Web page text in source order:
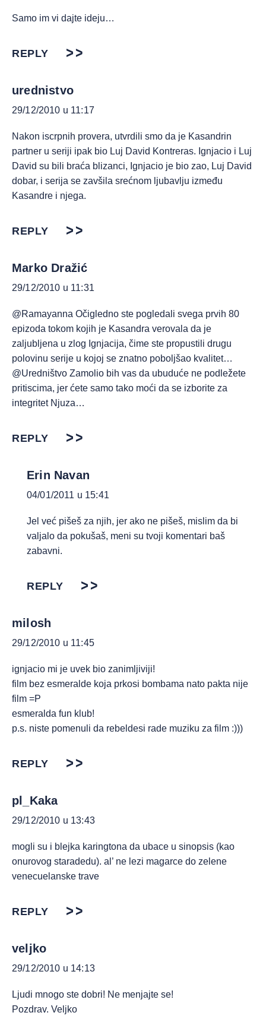
Samo im vi dajte ideju…
REPLY
urednistvo
29/12/2010 u 11:17
Nakon iscrpnih provera, utvrdili smo da je Kasandrin
partner u seriji ipak bio Luj David Kontreras. Ignjacio i Luj
David su bili braća blizanci, Ignjacio je bio zao, Luj David
dobar, i serija se zavšila srećnom ljubavlju između
Kasandre i njega.
REPLY
Marko Dražić
29/12/2010 u 11:31
@Ramayanna Očigledno ste pogledali svega prvih 80
epizoda tokom kojih je Kasandra verovala da je
zaljubljena u zlog Ignjacija, čime ste propustili drugu
polovinu serije u kojoj se znatno poboljšao kvalitet…
@Uredništvo Zamolio bih vas da ubuduće ne podležete
pritiscima, jer ćete samo tako moći da se izborite za
integritet Njuza…
REPLY
Erin Navan
04/01/2011 u 15:41
Jel već pišeš za njih, jer ako ne pišeš, mislim da bi
valjalo da pokušaš, meni su tvoji komentari baš
zabavni.
REPLY
milosh
29/12/2010 u 11:45
ignjacio mi je uvek bio zanimljiviji!
film bez esmeralde koja prkosi bombama nato pakta nije
film =P
esmeralda fun klub!
p.s. niste pomenuli da rebeldesi rade muziku za film :)))
REPLY
pl_Kaka
29/12/2010 u 13:43
mogli su i blejka karingtona da ubace u sinopsis (kao
onurovog staradedu). al’ ne lezi magarce do zelene
venecuelanske trave
REPLY
veljko
29/12/2010 u 14:13
Ljudi mnogo ste dobri! Ne menjajte se!
Pozdrav. Veljko